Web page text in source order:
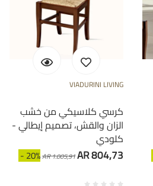
VIADURINI LIVING
كرسي كلاسيكي من خشب
الزان والقش، تصميم إيطالي -
كلودي
- 20%AR 1.005,91AR 804,73